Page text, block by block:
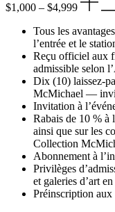
$1,000 – $4,999
Tous les
l’entrée et le
Reçu officiel aux
admissible selon
Dix (10) laissez-
McMichael —
Invitation à
Rabais de 10 % à
ainsi que sur les
Collection
Abonnement à
Privilèges
et galeries d’art
Préinscription aux